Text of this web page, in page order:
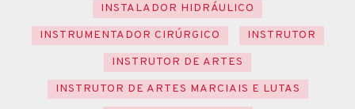
INSTALADOR HIDRÁULICO
INSTRUMENTADOR CIRÚRGICO
INSTRUTOR
INSTRUTOR DE ARTES
INSTRUTOR DE ARTES MARCIAIS E LUTAS